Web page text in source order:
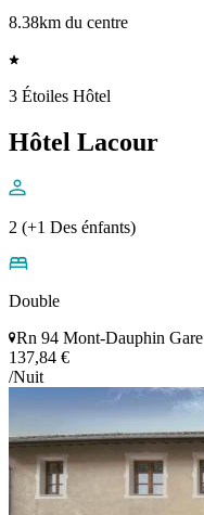
8.38km du centre
3 Étoiles Hôtel
Hôtel Lacour
2 (+1 Des énfants)
Double
Rn 94 Mont-Dauphin Gare
137,84 €
/Nuit